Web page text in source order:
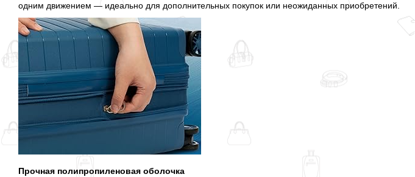
одним движением — идеально для дополнительных покупок или неожиданных приобретений.
Прочная полипропиленовая оболочка